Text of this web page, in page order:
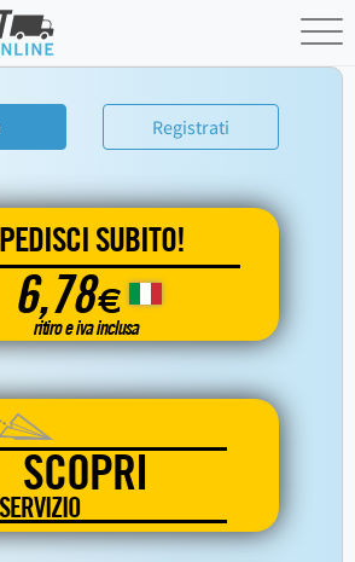
Registrati
SUBITO!
6,78€
ritiro e iva inclusa
SCOPRI